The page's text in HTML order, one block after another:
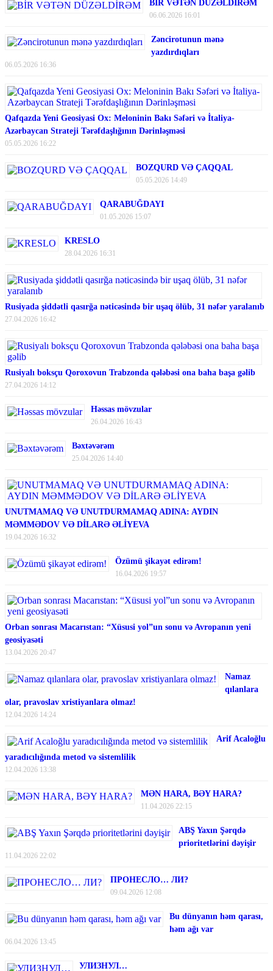
BİR VƏTƏN DÜZƏLDİRƏM
06.06.2026 16:01
Zəncirotunun mənə
yazdırdıqları
06.05.2026 16:36
Qafqazda Yeni Geosiyasi Ox: Meloninin Bakı Səfəri və İtaliya-
Azərbaycan Strateji Tərəfdaşlığının Dərinləşməsi
05.05.2026 16:22
BOZQURD VƏ ÇAQQAL
05.05.2026 14:49
QARABUĞDAYI
01.05.2026 15:07
KRESLO
28.04.2026 16:31
Rusiyada şiddətli qasırğa nəticəsində bir uşaq ölüb, 31 nəfər yaralanıb
27.04.2026 16:42
Rusiyalı boksçu Qoroxovun Trabzonda qələbəsi ona baha başa gəlib
27.04.2026 14:12
Həssas mövzular
26.04.2026 16:43
Bəxtəvərəm
25.04.2026 14:40
UNUTMAMAQ VƏ UNUTDURMAMAQ ADINA: AYDIN
MƏMMƏDOV VƏ DİLARƏ ƏLİYEVA
19.04.2026 16:32
Özümü şikayət edirəm!
16.04.2026 19:57
Orban sonrası Macarıstan: “Xüsusi yol”un sonu və Avropanın yeni
geosiyasəti
13.04.2026 20:47
Namaz
qılanlara
olar, pravoslav xristiyanlara olmaz!
12.04.2026 14:24
Arif Acaloğlu
yaradıcılığında metod və sistemlilik
12.04.2026 13:38
MƏN HARA, BƏY HARA?
11.04.2026 22:15
ABŞ Yaxın Şərqdə
prioritetlərini dəyişir
11.04.2026 22:02
ПРОНЕСЛО… ЛИ?
09.04.2026 12:08
Bu dünyanın həm qarası,
həm ağı var
06.04.2026 13:45
УЛИЗНУЛ…